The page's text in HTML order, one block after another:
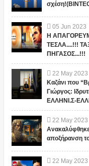
05 Jun 2023
Η
ΤΕΣΛΑ....!!!
ΠΗΓΑΣΟΣ...!!!
22 May 2023
Καζάνι που
Γιώργος:
ΕΛΛΗΝΙ.Σ-
22 May 2023
Ανακαλύφθηκε
αποξήρανση
22 May 2023